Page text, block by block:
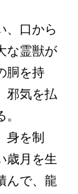
、口から
な霊獣が
胴を持
邪気を払
身を制
歳月を生
んで、龍